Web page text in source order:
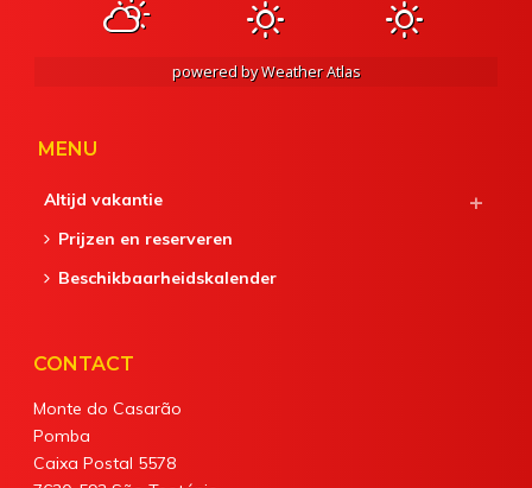
powered byWeather Atlas
MENU
Altijd vakantie
Prijzen en reserveren
Beschikbaarheidskalender
CONTACT
Monte do Casarão
Pomba
Caixa Postal 5578